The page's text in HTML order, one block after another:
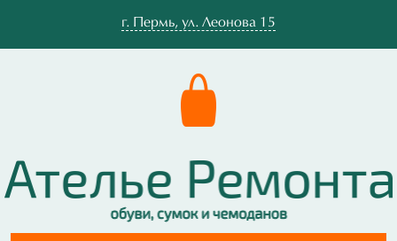
г. Пермь, ул. Леонова 15